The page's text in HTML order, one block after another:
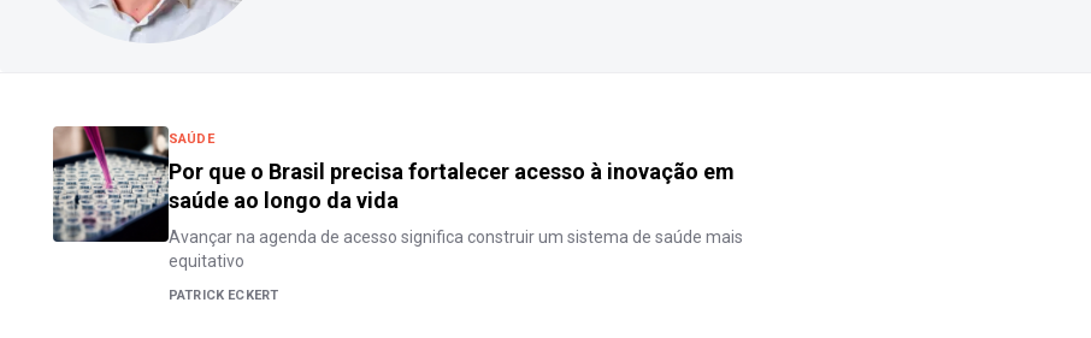
SAÚDE
Por que o Brasil precisa fortalecer acesso à inovação em
saúde ao longo da vida
Avançar na agenda de acesso significa construir um sistema de saúde mais
equitativo
PATRICK ECKERT